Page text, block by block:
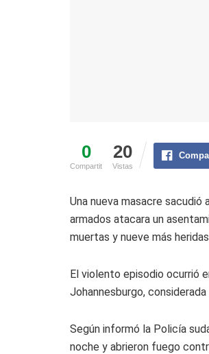
0
Compartit
20
Vistas
Una nueva masacre
armados atacara un
muertas y nueve más
El violento episodio ocurrió
Johannesburgo,
Según informó la Policía
noche y abrieron fuego